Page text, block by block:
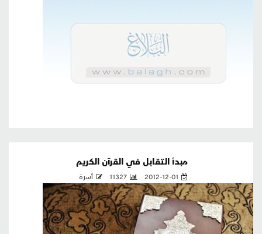
مبدأ التقابل في القرآن الكريم
2012-12-01
11327 أسرة